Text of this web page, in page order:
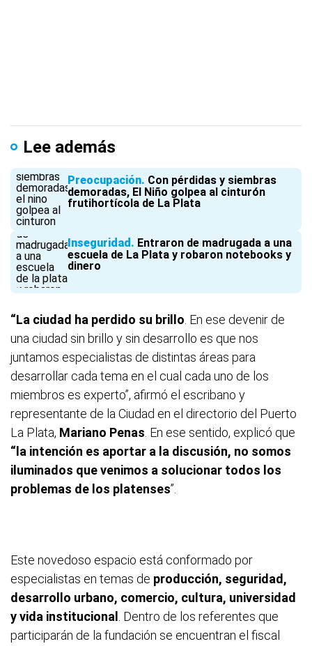
Lee además
Preocupación Con pérdidas y siembras
demoradas, El Niño golpea al cinturón
frutihortícola de La Plata
Inseguridad
Entraron de madrugada a una
escuela de La Plata y robaron notebooks y
dinero
“La ciudad ha perdido su brillo . En ese devenir de
una ciudad sin brillo y sin desarrollo es que nos
juntamos especialistas de distintas áreas para
desarrollar cada tema en el cual cada uno de los
miembros es experto”, afirmó el escribano y
representante de la Ciudad en el directorio del Puerto
La Plata, Mariano Penas . En ese sentido, explicó que
“la intención es aportar a la discusión, no somos
iluminados que venimos a solucionar todos los
problemas de los platenses”.
Este novedoso espacio está conformado por
especialistas en temas de producción, seguridad,
desarrollo urbano, comercio, cultura, universidad
y vida institucional
. Dentro de los referentes que
participarán de la fundación se encuentran el fiscal